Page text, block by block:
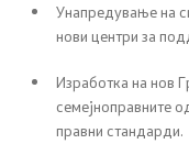
родово базирано
Проекти од
ЧПП од областа
Унапредување на
нови центри за
Изработка на нов
семејноправните
правни стандарди.